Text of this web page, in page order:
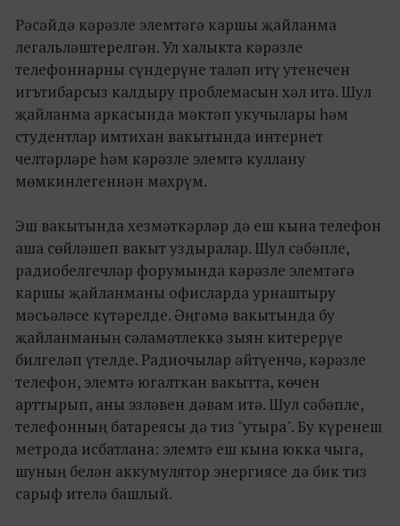
Рәсәйдә кәрәзле элемтәгә каршы җайланма
легальләштерелгән. Ул халыкта кәрәзле
телефоннарны сүндерүне таләп итү утенечен
игътибарсыз калдыру проблемасын хәл итә. Шул
җайланма аркасында мәктәп укучылары һәм
студентлар имтихан вакытында интернет
челтәрләре һәм кәрәзле элемтә куллану
мөмкинлегеннән мәхрүм.
Эш вакытында хезмәткәрләр дә еш кына телефон
аша сөйләшеп вакыт уздыралар. Шул сәбәпле,
радиобелгечләр форумында кәрәзле элемтәгә
каршы җайланманы офисларда урнаштыру
мәсьәләсе күтәрелде. Әңгәмә вакытында бу
җайланманың сәламәтлеккә зыян китерерүе
билгеләп үтелде. Радиочылар әйтүенчә, кәрәзле
телефон, элемтә югалткан вакытта, көчен
арттырып, аны эзләвен дәвам итә. Шул сәбәпле,
телефонның батареясы дә тиз "утыра". Бу күренеш
метрода исбатлана: элемтә еш кына юкка чыга,
шуның белән аккумулятор энергиясе дә бик тиз
сарыф ителә башлый.